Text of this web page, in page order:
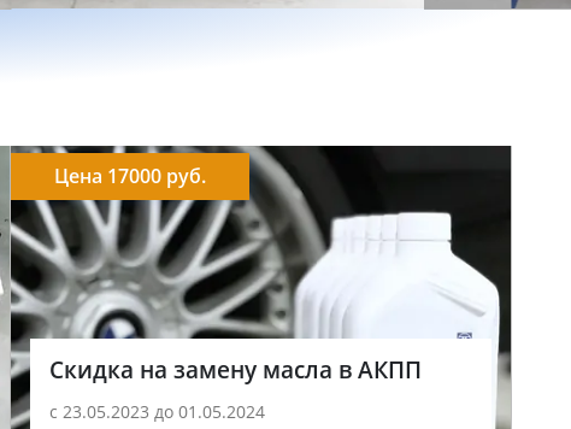
Скидка на замену масла в АКПП
с 23.05.2023 до 01.05.2024
Цена 17000 руб.